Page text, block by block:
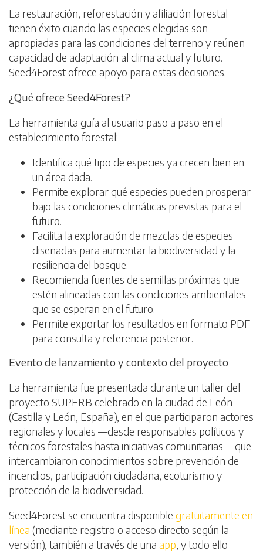
La restauración, reforestación y afiliación forestal
tienen éxito cuando las especies elegidas son
apropiadas para las condiciones del terreno y reúnen
capacidad de adaptación al clima actual y futuro.
Seed4Forest ofrece apoyo para estas decisiones.
¿Qué ofrece Seed4Forest?
La herramienta guía al usuario paso a paso en el
establecimiento forestal:
Identifica qué tipo de especies ya crecen bien en
un área dada.
Permite explorar qué especies pueden prosperar
bajo las condiciones climáticas previstas para el
futuro.
Facilita la exploración de mezclas de especies
diseñadas para aumentar la biodiversidad y la
resiliencia del bosque.
Recomienda fuentes de semillas próximas que
estén alineadas con las condiciones ambientales
que se esperan en el futuro.
Permite exportar los resultados en formato PDF
para consulta y referencia posterior.
Evento de lanzamiento y contexto del proyecto
La herramienta fue presentada durante un taller del
proyecto SUPERB celebrado en la ciudad de León
(Castilla y León, España), en el que participaron actores
regionales y locales —desde responsables políticos y
técnicos forestales hasta iniciativas comunitarias— que
intercambiaron conocimientos sobre prevención de
incendios, participación ciudadana, ecoturismo y
protección de la biodiversidad.
Seed4Forest se encuentra disponible gratuitamente en
línea (mediante registro o acceso directo según la
versión), también a través de una app, y todo ello